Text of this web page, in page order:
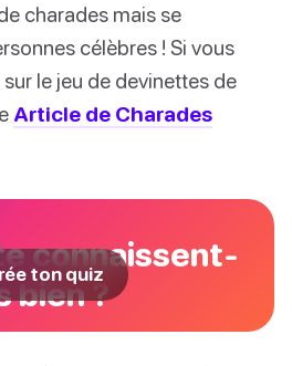
charades mais se
célèbres ! Si vous
le jeu de devinettes de
Article de Charades
connaissent-
bien ?
ton quiz